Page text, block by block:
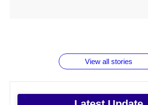
View all stories